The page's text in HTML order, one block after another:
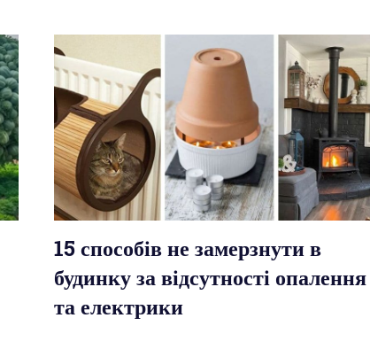
15 способів не замерзнути в
будинку за відсутності опалення
та електрики